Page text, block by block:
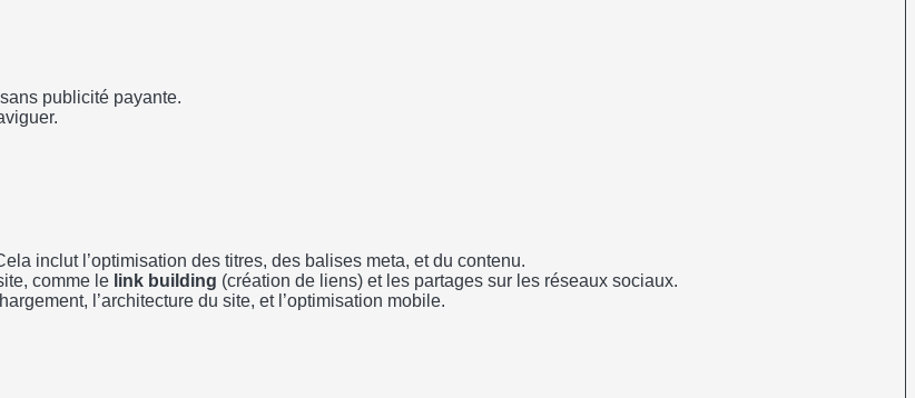
publicité payante.
inclut l’optimisation des titres, des balises meta, et du contenu.
comme le link building (création de liens) et les partages sur les réseaux sociaux.
l’architecture du site, et l’optimisation mobile.